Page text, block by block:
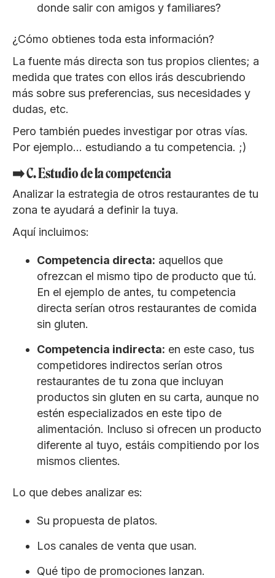
donde salir con amigos y familiares?
¿Cómo obtienes toda esta información?
La fuente más directa son tus propios clientes; a
medida que trates con ellos irás descubriendo
más sobre sus preferencias, sus necesidades y
dudas, etc.
Pero también puedes investigar por otras vías.
Por ejemplo… estudiando a tu competencia. ;)
➡️ C. Estudio de la competencia
Analizar la estrategia de otros restaurantes de tu
zona te ayudará a definir la tuya.
Aquí incluimos:
Competencia directa: aquellos que
ofrezcan el mismo tipo de producto que tú.
En el ejemplo de antes, tu competencia
directa serían otros restaurantes de comida
sin gluten.
Competencia indirecta: en este caso, tus
competidores indirectos serían otros
restaurantes de tu zona que incluyan
productos sin gluten en su carta, aunque no
estén especializados en este tipo de
alimentación. Incluso si ofrecen un producto
diferente al tuyo, estáis compitiendo por los
mismos clientes.
Lo que debes analizar es:
Su propuesta de platos.
Los canales de venta que usan.
Qué tipo de promociones lanzan.